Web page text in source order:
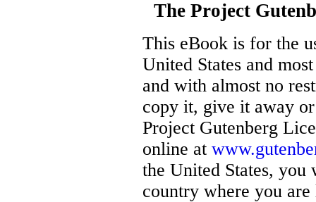
The Project
This eBook is for the
United States and
and with almost no
copy it, give it away
Project Gutenberg
online at
the United States,
country where you